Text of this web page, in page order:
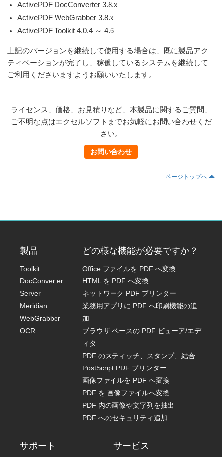
ActivePDF DocConverter 3.8.x
ActivePDF WebGrabber 3.8.x
ActivePDF Toolkit 4.0.4 ～ 4.6
上記のバージョンを継続して使用する場合は、既に製品アク
ティベーションが完了し、稼働しているシステムを継続して
ご利用くださいますようお願いいたします。
ライセンス、価格、お見積りなど、本製品に関するご質問、
ご不明な点はエクセルソフトまでお気軽にお問い合わせくだ
さい。
お問い合わせ
ページトップへ
製品
Toolkit
DocConverter
Server
Meridian
WebGrabber
OCR
どの様な機能が必要ですか？
Office ファイルを PDF へ変換
HTML を PDF へ変換
ネットワーク PDF プリンター
業務用アプリに PDF へ印刷機能の追
加
ブラウザ ベースの PDF ビューア/エデ
ィタ
PDF のスティッチ、スタンプ、結合
PostScript PDF プリンター
画像ファイルを PDF へ変換
PDF を 画像ファイルへ変換
PDF 内の画像や文字列を抽出
PDF へのセキュリティ追加
サポート サービス